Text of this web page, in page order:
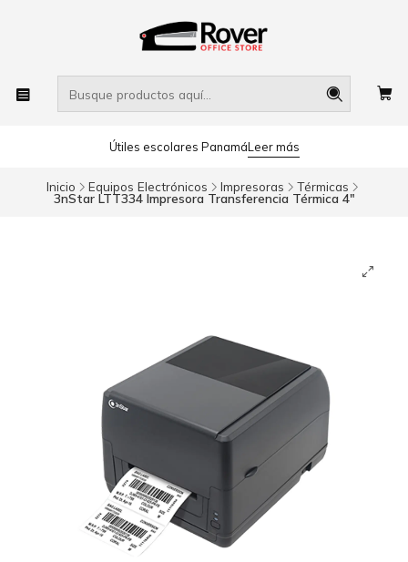
Útiles escolares PanamáLeer más
Inicio Equipos Electrónicos Impresoras Térmicas
3nStar LTT334 Impresora Transferencia Térmica 4"